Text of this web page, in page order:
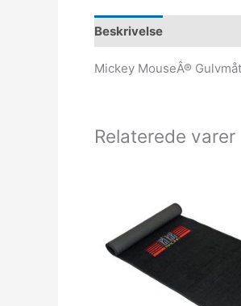
Beskrivelse
Mickey MouseÂ®
Relaterede varer